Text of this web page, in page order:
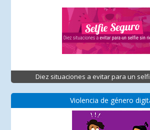
Diez situaciones a evitar para un
Violencia de género